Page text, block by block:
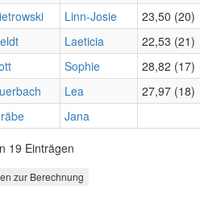
Linn-Josie
23,50 (20)
Laeticia
22,53 (21)
Sophie
28,82 (17)
Lea
27,97 (18)
Jana
19 Einträgen
zur Berechnung